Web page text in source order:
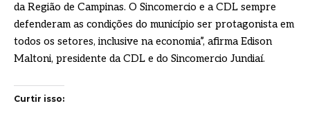
da Região de Campinas. O Sincomercio e a CDL sempre
defenderam as condições do município ser protagonista em
todos os setores, inclusive na economia”, afirma Edison
Maltoni, presidente da CDL e do Sincomercio Jundiaí.
Curtir isso: